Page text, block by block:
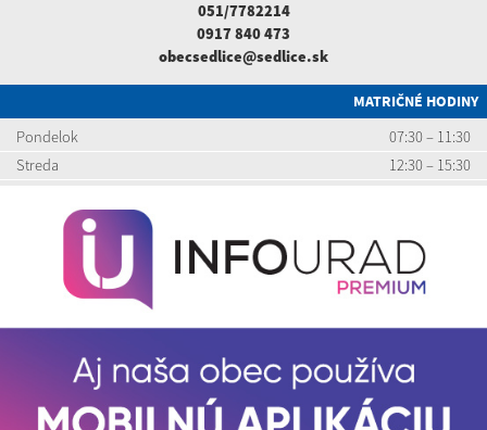
051/7782214
0917 840 473
obecsedlice@sedlice.sk
MATRIČNÉ HODINY
Pondelok
07:30 – 11:30
Streda
12:30 – 15:30